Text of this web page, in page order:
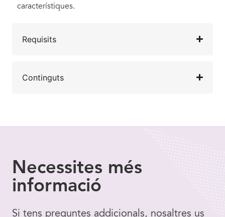
característiques.
Requisits
Continguts
Necessites més
informació
Si tens preguntes addicionals, nosaltres us